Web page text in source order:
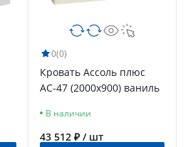
0(0)
Кровать Ассоль плюс
АС-47 (2000х900) ваниль
В наличии
43 512 ₽ / шт